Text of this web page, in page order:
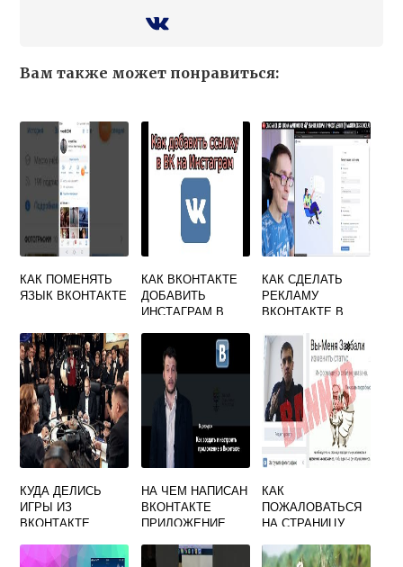
Вам также может понравиться:
КАК ПОМЕНЯТЬ
ЯЗЫК ВКОНТАКТЕ
КАК ВКОНТАКТЕ
ДОБАВИТЬ
ИНСТАГРАМ В
ИНФОРМАЦИЮ
КАК СДЕЛАТЬ
РЕКЛАМУ
ВКОНТАКТЕ В
НОВОСТЕЙ
БЕСПЛАТНО
КУДА ДЕЛИСЬ
ИГРЫ ИЗ
ВКОНТАКТЕ
НА ЧЕМ НАПИСАН
ВКОНТАКТЕ
ПРИЛОЖЕНИЕ
КАК
ПОЖАЛОВАТЬСЯ
НА СТРАНИЦУ